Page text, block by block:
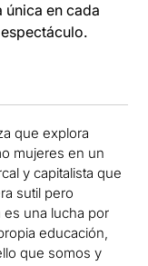
única en cada
que explora
mujeres en un
y capitalista que
sutil pero
es una lucha por
educación,
que somos y